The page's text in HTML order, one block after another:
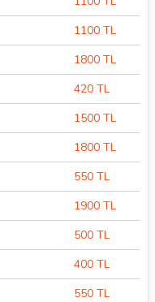
1100 TL
1800 TL
420 TL
1500 TL
1800 TL
550 TL
1900 TL
500 TL
400 TL
550 TL